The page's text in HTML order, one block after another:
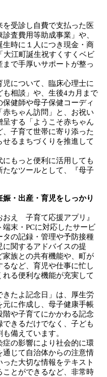
受診し自費で支払った医
査費用等助成事業」や、
時に１人につき現金・商
大江町誕生祝すくすくベビ
で手厚いサポートが整っ
について、臨床心理士に
相談」や、生後4カ月まで
健師や母子保健コーディ
ちゃん訪問」と、お祝い
する「ようこそ赤ちゃん
子育て世帯に寄り添った
るまちづくりを推進して
もっと便利に活用しても
たなツールとして、『母子
・出産・育児をしっかり
え 子育て応援アプリ』
末・PCに対応したサービ
タの記録・管理や予防接種
関するアドバイスの提
族との共有機能や、町が
など、育児や仕事に忙し
る便利な機能が充実して
たよ記念日」は、厚生労
に作成し、母子健康手帳
や子育てにかかわる記念
きるだけでなく、子ども
備えています。
の影響により社会的に環
じて自治体からの注意情
た大切な情報をテキスト
とができるなど、非常時